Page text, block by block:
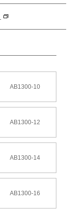
AB1300-10
AB1300-12
AB1300-14
AB1300-16